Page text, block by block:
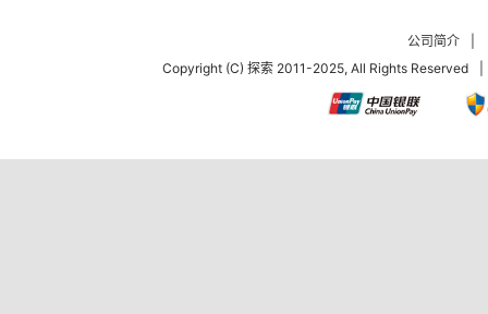
公司简介
Copyright (C) 探索 2011-2025, All Rights Reserved